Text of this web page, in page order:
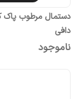
دستمال مرطوب پاک
دافی
ناموجود